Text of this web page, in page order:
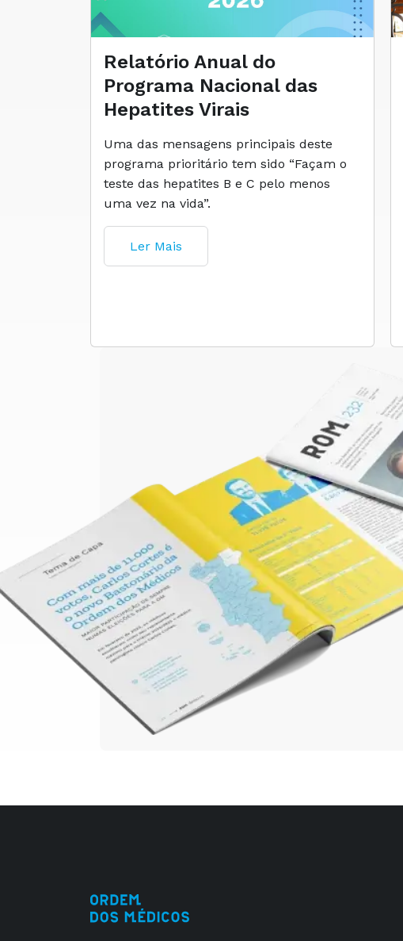
Relatório Anual do
Programa Nacional das
Hepatites Virais
Uma das mensagens principais deste
programa prioritário tem sido “Façam o
teste das hepatites B e C pelo menos
uma vez na vida”.
Ler Mais